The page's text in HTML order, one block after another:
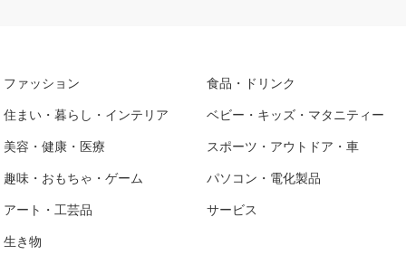
ファッション 食品・ドリンク
住まい・暮らし・インテリア ベビー・キッズ・マタニティー
美容・健康・医療 スポーツ・アウトドア・車
趣味・おもちゃ・ゲーム パソコン・電化製品
アート・工芸品 サービス
生き物